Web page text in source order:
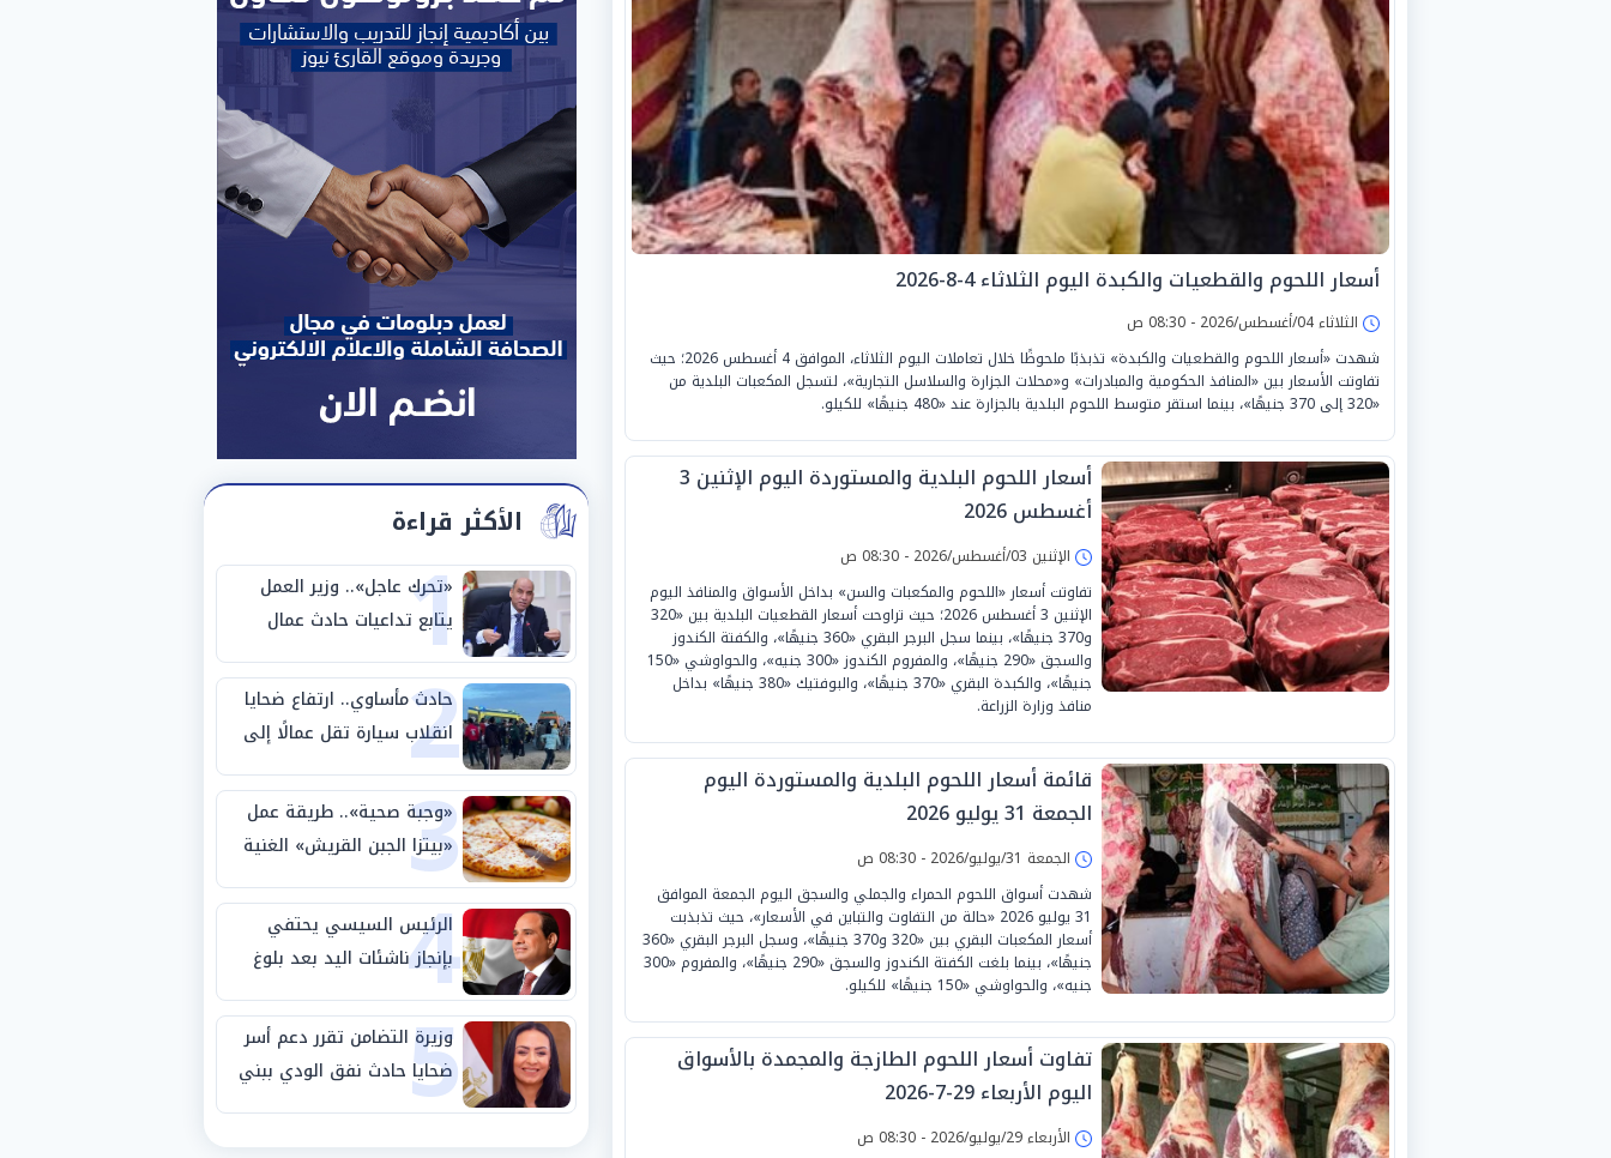
أسعار اللحوم والقطعيات والكبدة اليوم الثلاثاء 4-8-2026
الثلاثاء 04/أغسطس/2026 - 08:30 ص
شهدت «أسعار اللحوم والقطعيات والكبدة» تذبذبًا ملحوظًا خلال تعاملات اليوم الثلاثاء، الموافق 4 أغسطس 2026؛ حيث
تفاوتت الأسعار بين «المنافذ الحكومية والمبادرات» و«محلات الجزارة والسلاسل التجارية»، لتسجل المكعبات البلدية من
«320 إلى 370 جنيهًا»، بينما استقر متوسط اللحوم البلدية بالجزارة عند «480 جنيهًا» للكيلو.
أسعار اللحوم البلدية والمستوردة اليوم الإثنين 3
أغسطس 2026
الإثنين 03/أغسطس/2026 - 08:30 ص
تفاوتت أسعار «اللحوم والمكعبات والسن» بداخل الأسواق والمنافذ اليوم
الإثنين 3 أغسطس 2026؛ حيث تراوحت أسعار القطعيات البلدية بين «320
و370 جنيهًا»، بينما سجل البرجر البقري «360 جنيهًا»، والكفتة الكندوز
والسجق «290 جنيهًا»، والمفروم الكندوز «300 جنيه»، والحواوشي «150
جنيهًا»، والكبدة البقري «370 جنيهًا»، والبوفتيك «380 جنيهًا» بداخل
منافذ وزارة الزراعة.
قائمة أسعار اللحوم البلدية والمستوردة اليوم
الجمعة 31 يوليو 2026
الجمعة 31/يوليو/2026 - 08:30 ص
شهدت أسواق اللحوم الحمراء والجملي والسجق اليوم الجمعة الموافق
31 يوليو 2026 «حالة من التفاوت والتباين في الأسعار»، حيث تذبذبت
أسعار المكعبات البقري بين «320 و370 جنيهًا»، وسجل البرجر البقري «360
جنيهًا»، بينما بلغت الكفتة الكندوز والسجق «290 جنيهًا»، والمفروم «300
جنيه»، والحواوشي «150 جنيهًا» للكيلو.
تفاوت أسعار اللحوم الطازجة والمجمدة بالأسواق
اليوم الأربعاء 29-7-2026
الأربعاء 29/يوليو/2026 - 08:30 ص
الأكثر قراءة
1
«تحرك عاجل».. وزير العمل
يتابع تداعيات حادث عمال
طريق بني سويف الصحراوي
2
حادث مأساوي.. ارتفاع ضحايا
انقلاب سيارة تقل عمالًا إلى
14 شخصًا
3
«وجبة صحية».. طريقة عمل
«بيتزا الجبن القريش» الغنية
بالبروتين
4
الرئيس السيسي يحتفي
بإنجاز ناشئات اليد بعد بلوغ
نصف نهائي كأس العالم
5
وزيرة التضامن تقرر دعم أسر
ضحايا حادث نفق الودي ببني
سويف